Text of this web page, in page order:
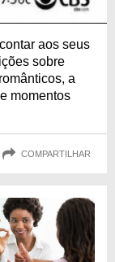
aos seus
sobre
a
momentos
COMPARTILHAR